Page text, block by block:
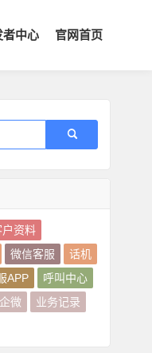
者中心 官网首页
户资料
微信客服
话机
APP
呼叫中心
企微
业务记录